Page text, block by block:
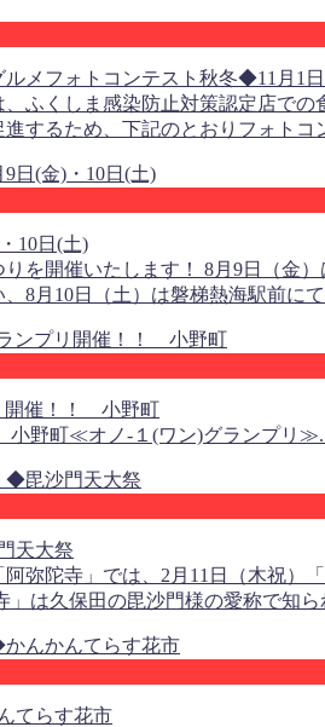
ルメフォトコンテスト秋冬◆11月1
ふくしま感染防止対策認定店での
進するため、下記のとおりフォトコ
10日(土)
を開催いたします！ 8月9日（金
8月10日（土）は磐梯熱海駅前に
開催！！ 小野町
小野町≪オノ-１(ワン)グランプリ
天大祭
弥陀寺」では、2月11日（木祝）
」は久保田の毘沙門様の愛称で知ら
てらす花市